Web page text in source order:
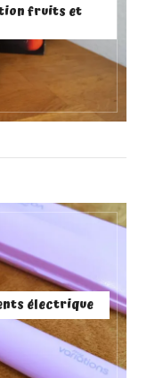
fruits et
électrique